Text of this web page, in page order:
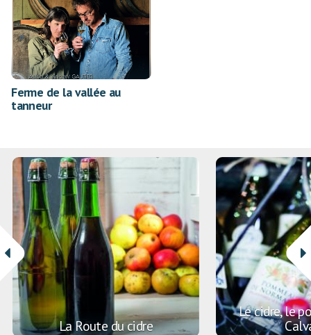
Ferme de la vallée au
tanneur
La Route du cidre
Le cidre, le